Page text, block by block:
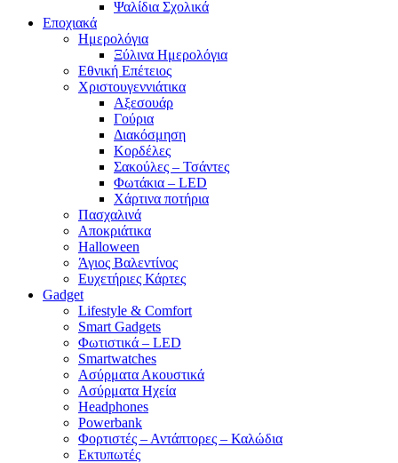
Ψαλίδια Σχολικά
Εποχιακά
Ημερολόγια
Ξύλινα Ημερολόγια
Εθνική Επέτειος
Χριστουγεννιάτικα
Αξεσουάρ
Γούρια
Διακόσμηση
Κορδέλες
Σακούλες – Τσάντες
Φωτάκια – LED
Χάρτινα ποτήρια
Πασχαλινά
Αποκριάτικα
Halloween
Άγιος Βαλεντίνος
Ευχετήριες Κάρτες
Gadget
Lifestyle & Comfort
Smart Gadgets
Φωτιστικά – LED
Smartwatches
Ασύρματα Ακουστικά
Ασύρματα Ηχεία
Headphones
Powerbank
Φορτιστές – Αντάπτορες – Καλώδια
Εκτυπωτές